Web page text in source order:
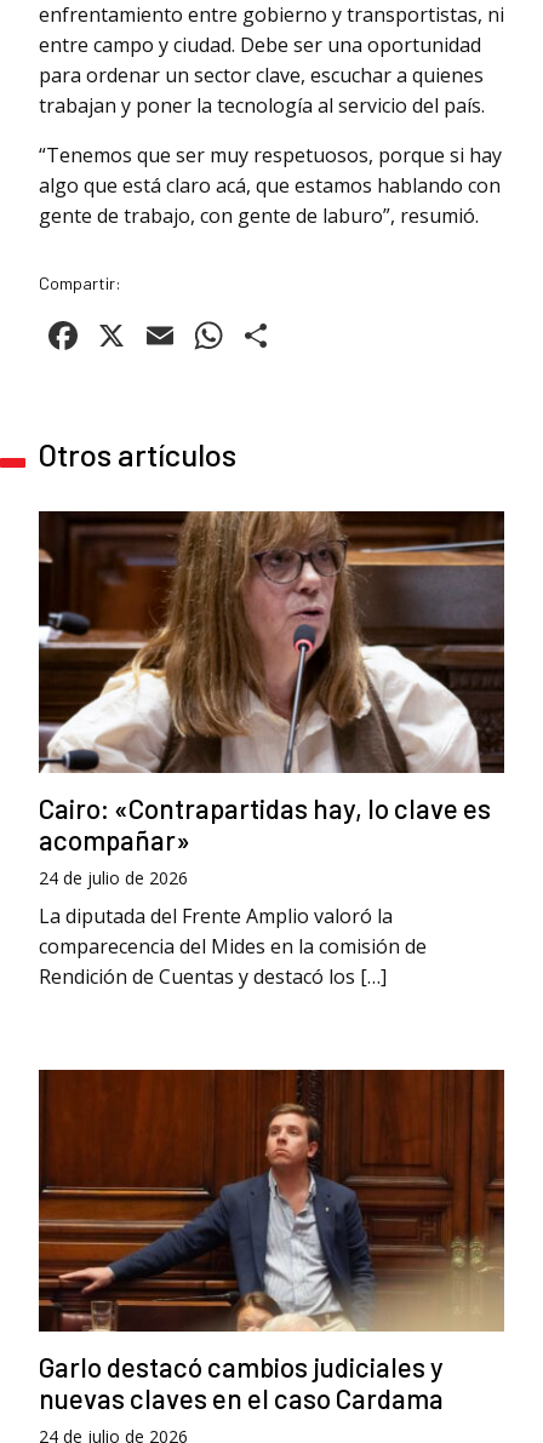
enfrentamiento entre gobierno y transportistas, ni
entre campo y ciudad. Debe ser una oportunidad
para ordenar un sector clave, escuchar a quienes
trabajan y poner la tecnología al servicio del país.
“Tenemos que ser muy respetuosos, porque si hay
algo que está claro acá, que estamos hablando con
gente de trabajo, con gente de laburo”, resumió.
Compartir:
Facebook
X EmailWhatsApp
Otros artículos
Cairo: «Contrapartidas hay, lo clave es
acompañar»
24 de julio de 2026
La diputada del Frente Amplio valoró la
comparecencia del Mides en la comisión de
Rendición de Cuentas y destacó los […]
Garlo destacó cambios judiciales y
nuevas claves en el caso Cardama
24 de julio de 2026